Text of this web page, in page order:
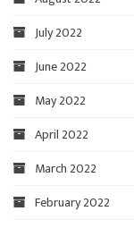
July 2022
June 2022
May 2022
April 2022
March 2022
February 2022